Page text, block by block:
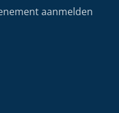
aanmelden